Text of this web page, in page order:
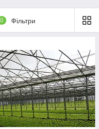
0 Фільтри